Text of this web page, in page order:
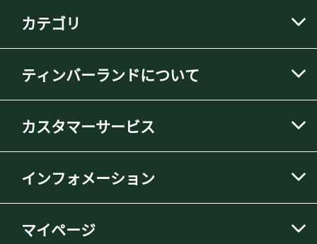
カテゴリ
ティンバーランドについて
カスタマーサービス
インフォメーション
マイページ